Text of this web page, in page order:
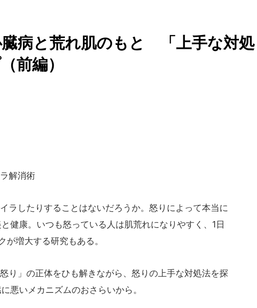
病と荒れ肌のもと 「上手な対処
前編）
解消術
ラしたりすることはないだろうか。怒りによって本当に
健康。いつも怒っている人は肌荒れになりやすく、1日
が増大する研究もある。
り」の正体をひも解きながら、怒りの上手な対処法を探
悪いメカニズムのおさらいから。